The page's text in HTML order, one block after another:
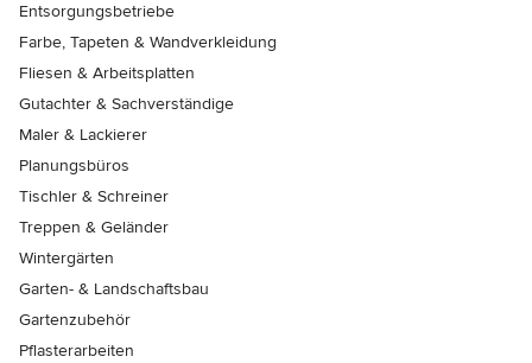
Entsorgungsbetriebe
Farbe, Tapeten & Wandverkleidung
Fliesen & Arbeitsplatten
Gutachter & Sachverständige
Maler & Lackierer
Planungsbüros
Tischler & Schreiner
Treppen & Geländer
Wintergärten
Garten- & Landschaftsbau
Gartenzubehör
Pflasterarbeiten